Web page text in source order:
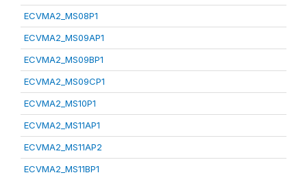
ECVMA2_MS08P1
ECVMA2_MS09AP1
ECVMA2_MS09BP1
ECVMA2_MS09CP1
ECVMA2_MS10P1
ECVMA2_MS11AP1
ECVMA2_MS11AP2
ECVMA2_MS11BP1